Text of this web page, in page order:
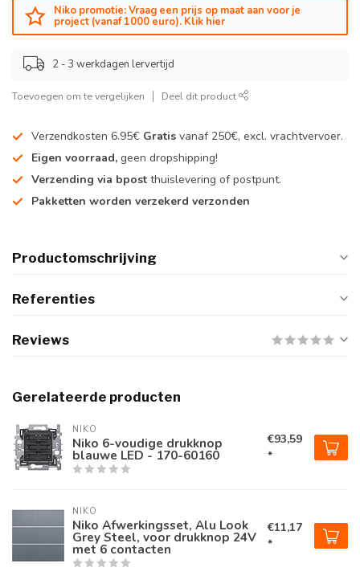
Niko promotie: Vraag een prijs op maat aan voor je
project (vanaf 1000 euro). Klik hier
2 - 3 werkdagen lervertijd
Toevoegen om te vergelijken Deel dit product
Verzendkosten 6.95€ Gratis vanaf 250€, excl. vrachtvervoer.
Eigen voorraad, geen dropshipping!
Verzending via bpost thuislevering of postpunt.
Pakketten worden verzekerd verzonden
Productomschrijving
Referenties
Reviews
Gerelateerde producten
NIKO
Niko 6-voudige drukknop
blauwe LED - 170-60160
€93,59
*
NIKO
Niko Afwerkingsset, Alu Look
Grey Steel, voor drukknop 24V
met 6 contacten
€11,17
*